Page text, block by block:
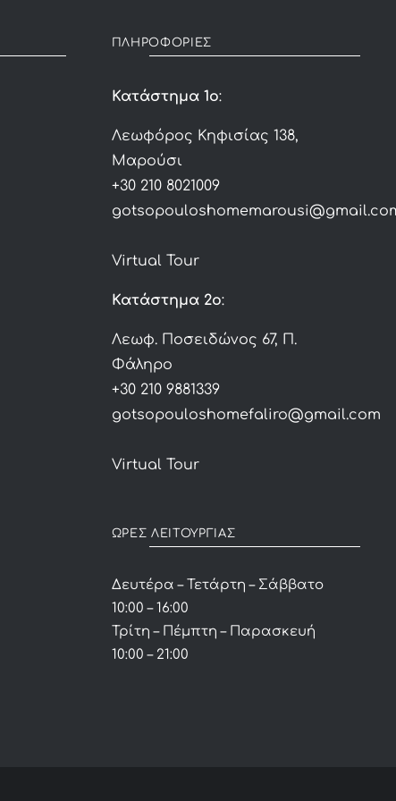
ΠΛΗΡΟΦΟΡΙΕΣ
Κατάστημα 1ο:
Λεωφόρος Κηφισίας 138,
Μαρούσι
+30 210 8021009
Virtual Tour
Κατάστημα 2ο:
Λεωφ. Ποσειδώνος 67, Π.
Φάληρο
+30 210 9881339
gotsopouloshomefaliro@gmail.com
Virtual Tour
ΩΡΕΣ ΛΕΙΤΟΥΡΓΙΑΣ
Δευτέρα – Τετάρτη – Σάββατο
10:00 – 16:00
Τρίτη – Πέμπτη – Παρασκευή
10:00 – 21:00